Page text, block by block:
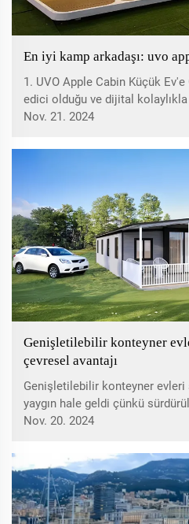
En iyi kamp arkadaşı: uvo
1. UVO Apple Cabin Küçük Ev'e
edici olduğu ve dijital
Apple Cabin Küçük Ev, şehir
Nov. 21. 2024
Genişletilebilir konteyner
çevresel avantajı
Genişletilebilir konteyner evleri
yaygın hale geldi çünkü
birçok avantajı var. Bu yüzden
onlar için inşa edildi...
Nov. 20. 2024